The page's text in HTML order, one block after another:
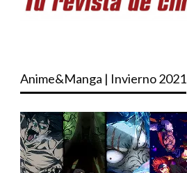
Anime&Manga | Invierno 2021